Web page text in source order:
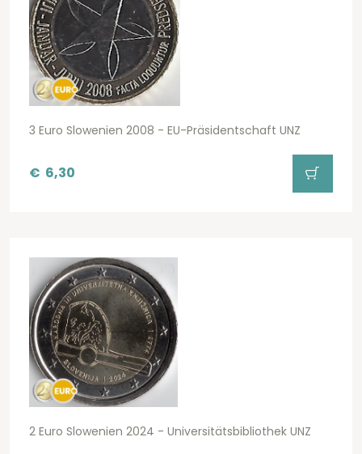
3 Euro Slowenien 2008 - EU-Präsidentschaft UNZ
€ 6,30
2 Euro Slowenien 2024 - Universitätsbibliothek UNZ